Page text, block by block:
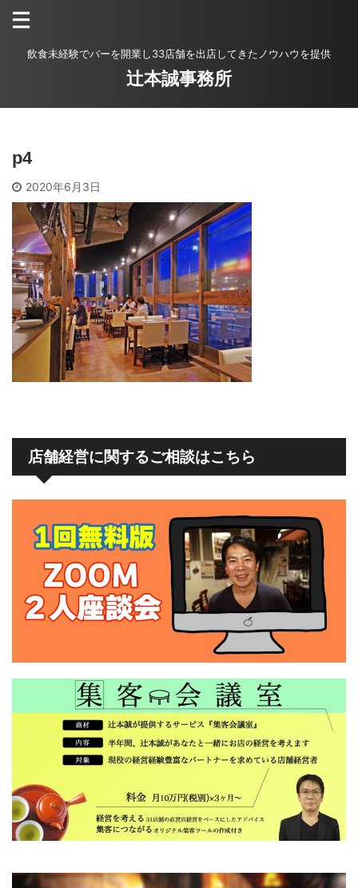
飲食未経験でバーを開業し33店舗を出店してきたノウハウを提供
辻本誠事務所
p4
2020年6月3日
店舗経営に関するご相談はこちら